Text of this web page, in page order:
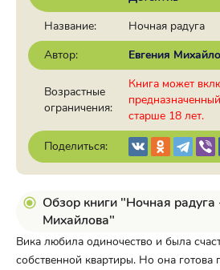
Название:
Ночная радуга
Автор:
Евгения
Возрастные
ограничения:
Книга может
старше 18 лет.
Поделиться:
Обзор книги "Ночная радуга
Михайлова"
Вика любила одиночество и была
собственной квартиры. Но она готова